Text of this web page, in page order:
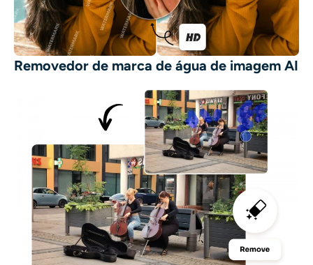
Removedor de marca de água de imagem AI